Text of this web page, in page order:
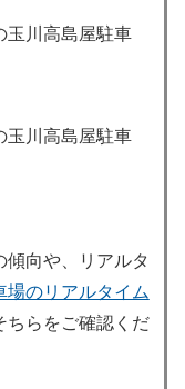
玉川高島屋駐車
玉川高島屋駐車
傾向や、リアルタ
場のリアルタイム
ちらをご確認くだ